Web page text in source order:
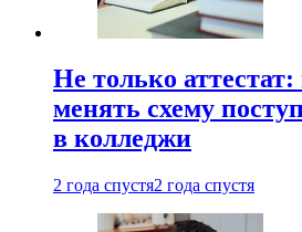
Не только
менять схему
в колледжи
2 года спустя2 года спустя